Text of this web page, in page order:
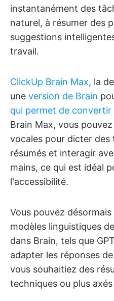
instantanément des
naturel, à résumer des
suggestions
travail.
ClickUp Brain Max, la
une version de Brain
qui permet de
Brain Max, vous
vocales pour dicter des
résumés et interagir
mains, ce qui est idéal
l'accessibilité.
Vous pouvez
modèles linguistiques
dans Brain, tels que
adapter les réponses
vous souhaitiez des
techniques ou plus